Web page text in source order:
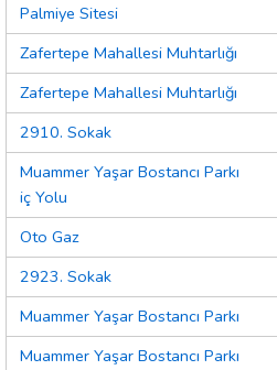
Palmiye Sitesi
Zafertepe Mahallesi Muhtarlığı
Zafertepe Mahallesi Muhtarlığı
2910. Sokak
Muammer Yaşar Bostancı Parkı
iç Yolu
Oto Gaz
2923. Sokak
Muammer Yaşar Bostancı Parkı
Muammer Yaşar Bostancı Parkı